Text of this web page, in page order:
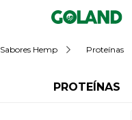
Sabores Hemp Proteínas
PROTEÍNAS